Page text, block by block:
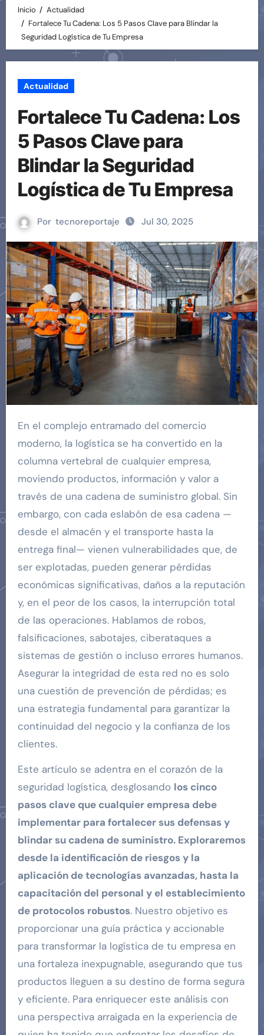
Inicio
Actualidad
Fortalece Tu Cadena: Los 5 Pasos Clave para Blindar la
Seguridad Logística de Tu Empresa
Actualidad
Fortalece Tu Cadena: Los
5 Pasos Clave para
Blindar la Seguridad
Logística de Tu Empresa
Por tecnoreportaje Jul 30, 2025
En el complejo entramado del comercio
moderno, la logística se ha convertido en la
columna vertebral de cualquier empresa,
moviendo productos, información y valor a
través de una cadena de suministro global. Sin
embargo, con cada eslabón de esa cadena —
desde el almacén y el transporte hasta la
entrega final— vienen vulnerabilidades que, de
ser explotadas, pueden generar pérdidas
económicas significativas, daños a la reputación
y, en el peor de los casos, la interrupción total
de las operaciones. Hablamos de robos,
falsificaciones, sabotajes, ciberataques a
sistemas de gestión o incluso errores humanos.
Asegurar la integridad de esta red no es solo
una cuestión de prevención de pérdidas; es
una estrategia fundamental para garantizar la
continuidad del negocio y la confianza de los
clientes.
Este artículo se adentra en el corazón de la
seguridad logística, desglosando los cinco
pasos clave que cualquier empresa debe
implementar para fortalecer sus defensas y
blindar su cadena de suministro. Exploraremos
desde la identificación de riesgos y la
aplicación de tecnologías avanzadas, hasta la
capacitación del personal y el establecimiento
de protocolos robustos. Nuestro objetivo es
proporcionar una guía práctica y accionable
para transformar la logística de tu empresa en
una fortaleza inexpugnable, asegurando que tus
productos lleguen a su destino de forma segura
y eficiente. Para enriquecer este análisis con
una perspectiva arraigada en la experiencia de